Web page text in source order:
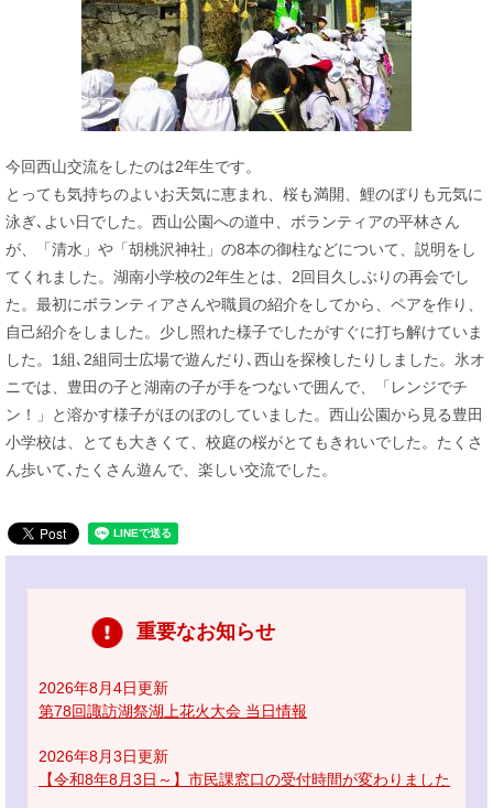
今回西山交流をしたのは2年生です。
とっても気持ちのよいお天気に恵まれ、桜も満開、鯉のぼりも元気に
泳ぎ､よい日でした。西山公園への道中、ボランティアの平林さん
が、「清水」や「胡桃沢神社」の8本の御柱などについて、説明をし
てくれました。湖南小学校の2年生とは、2回目久しぶりの再会でし
た。最初にボランティアさんや職員の紹介をしてから、ペアを作り、
自己紹介をしました。少し照れた様子でしたがすぐに打ち解けていま
した。1組､2組同士広場で遊んだり､西山を探検したりしました。氷オ
ニでは、豊田の子と湖南の子が手をつないで囲んで、「レンジでチ
ン！」と溶かす様子がほのぼのしていました。西山公園から見る豊田
小学校は、とても大きくて、校庭の桜がとてもきれいでした。たくさ
ん歩いて､たくさん遊んで、楽しい交流でした。
重要なお知らせ
2026年8月4日更新
第78回諏訪湖祭湖上花火大会 当日情報
2026年8月3日更新
【令和8年8月3日～】市民課窓口の受付時間が変わりました